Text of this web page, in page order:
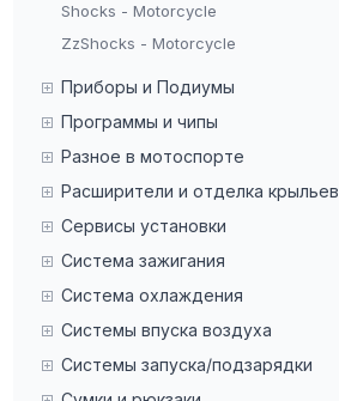
Shocks - Motorcycle
ZzShocks - Motorcycle
Приборы и Подиумы
Программы и чипы
Разное в мотоспорте
Расширители и отделка крыльев
Сервисы установки
Система зажигания
Система охлаждения
Системы впуска воздуха
Системы запуска/подзарядки